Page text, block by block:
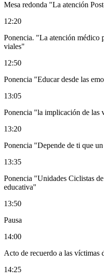
Mesa redonda "La atención
12:20
Ponencia. "La atención médico
viales"
12:50
Ponencia "Educar desde las
13:05
Ponencia "la implicación de las
13:20
Ponencia "Depende de ti que
13:35
Ponencia "Unidades Ciclistas
educativa"
13:50
Pausa
14:00
Acto de recuerdo a las víctimas
14:25